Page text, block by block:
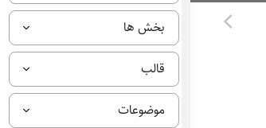
بخش ها
قالب
موضوعات